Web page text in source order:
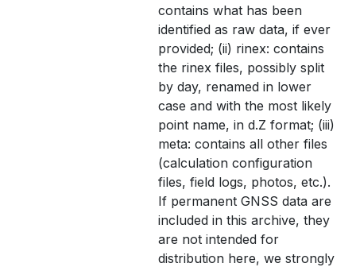
contains what has been
identified as raw data, if ever
provided; (ii) rinex: contains
the rinex files, possibly split
by day, renamed in lower
case and with the most likely
point name, in d.Z format; (iii)
meta: contains all other files
(calculation configuration
files, field logs, photos, etc.).
If permanent GNSS data are
included in this archive, they
are not intended for
distribution here, we strongly